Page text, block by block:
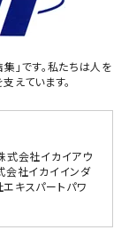
」です。私たちは人を
えています。
式会社イカイアウ
会社イカイインダ
キスパートパワ